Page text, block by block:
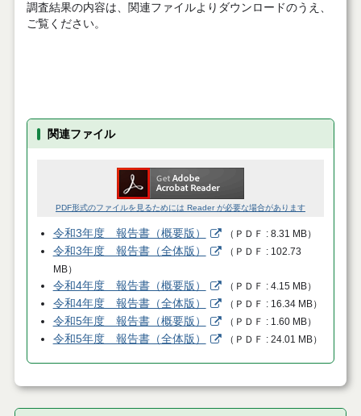
調査結果の内容は、関連ファイルよりダウンロードのうえ、
ご覧ください。
関連ファイル
PDF形式のファイルを見るためには Reader が必要な場合があります
令和3年度 報告書（概要版） （ ＰＤＦ 8.31 MB）
令和3年度 報告書（全体版） （ ＰＤＦ
102.73
MB）
令和4年度 報告書（概要版） （ ＰＤＦ 4.15 MB）
令和4年度 報告書（全体版） （ ＰＤＦ 16.34 MB）
令和5年度 報告書（概要版） （ ＰＤＦ 1.60 MB）
令和5年度 報告書（全体版） （ ＰＤＦ 24.01 MB）